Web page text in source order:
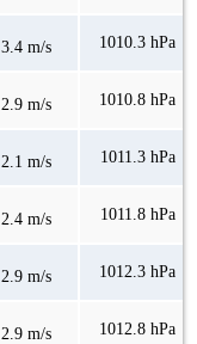
3.4 m/s 1010.3 hPa
2.9 m/s 1010.8 hPa
2.1 m/s 1011.3 hPa
2.4 m/s 1011.8 hPa
2.9 m/s 1012.3 hPa
2.9 m/s 1012.8 hPa